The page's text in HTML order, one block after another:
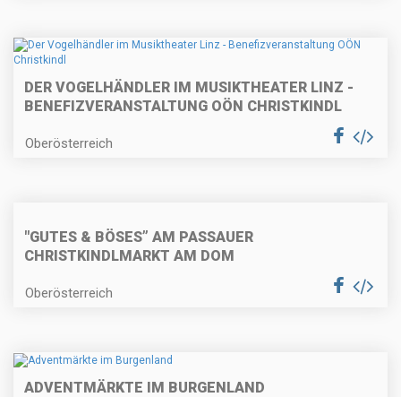
DER VOGELHÄNDLER IM MUSIKTHEATER LINZ -
BENEFIZVERANSTALTUNG OÖN CHRISTKINDL
Oberösterreich
"GUTES & BÖSES” AM PASSAUER
CHRISTKINDLMARKT AM DOM
Oberösterreich
ADVENTMÄRKTE IM BURGENLAND